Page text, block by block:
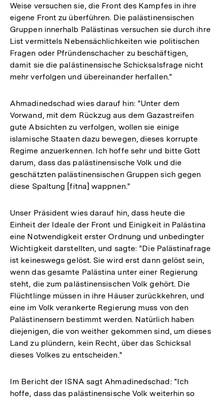
Weise versuchen sie, die Front des Kampfes in ihre
eigene Front zu überführen. Die palästinensischen
Gruppen innerhalb Palästinas versuchen sie durch ihre
List vermittels Nebensächlichkeiten wie politischen
Fragen oder Pfründenschacher zu beschäftigen,
damit sie die palästinensische Schicksalsfrage nicht
mehr verfolgen und übereinander herfallen."
Ahmadinedschad wies darauf hin: "Unter dem
Vorwand, mit dem Rückzug aus dem Gazastreifen
gute Absichten zu verfolgen, wollen sie einige
islamische Staaten dazu bewegen, dieses korrupte
Regime anzuerkennen. Ich hoffe sehr und bitte Gott
darum, dass das palästinensische Volk und die
geschätzten palästinensischen Gruppen sich gegen
diese Spaltung [fitna] wappnen."
Unser Präsident wies darauf hin, dass heute die
Einheit der Ideale der Front und Einigkeit in Palästina
eine Notwendigkeit erster Ordnung und unbedingter
Wichtigkeit darstellten, und sagte: "Die Palästinafrage
ist keineswegs gelöst. Sie wird erst dann gelöst sein,
wenn das gesamte Palästina unter einer Regierung
steht, die zum palästinensischen Volk gehört. Die
Flüchtlinge müssen in ihre Häuser zurückkehren, und
eine im Volk verankerte Regierung muss von den
Palästinensern bestimmt werden. Natürlich haben
diejenigen, die von weither gekommen sind, um dieses
Land zu plündern, kein Recht, über das Schicksal
dieses Volkes zu entscheiden."
Im Bericht der ISNA sagt Ahmadinedschad: "Ich
hoffe, dass das palästinensische Volk weiterhin so